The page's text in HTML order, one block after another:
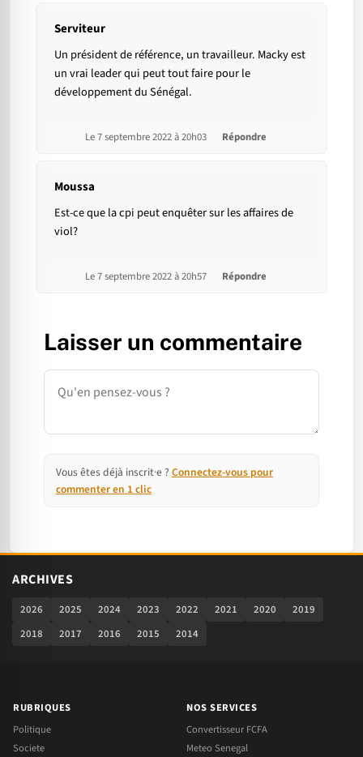
Serviteur
Un président de référence, un travailleur. Macky est
un vrai leader qui peut tout faire pour le
développement du Sénégal.
Le 7 septembre 2022 à 20h03 Répondre
Moussa
Est-ce que la cpi peut enquêter sur les affaires de
viol?
Le 7 septembre 2022 à 20h57 Répondre
Laisser un commentaire
Commentaire
Vous êtes déjà inscrit·e ? Connectez-vous pour
commenter en 1 clic
ARCHIVES
2026 2025 2024 2023 2022 2021 2020
2019
2018
2017 2016 2015 2014
RUBRIQUES
Politique
Societe
NOS SERVICES
Convertisseur FCFA
Meteo Senegal